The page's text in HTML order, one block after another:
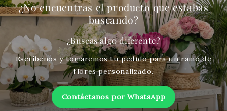
¿No encuentras el producto que estabas
buscando?
¿Buscas algo diferente?
Escríbenos y tomaremos tu pedido para un ramo de
flores personalizado.
Contáctanos por WhatsApp